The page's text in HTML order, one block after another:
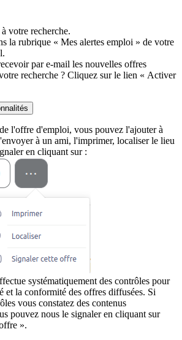
votre recherche.
la rubrique « Mes alertes emploi » de votre
par e-mail les nouvelles offres
recherche ? Cliquez sur le lien « Activer
l'offre d'emploi, vous pouvez l'ajouter à
à un ami, l'imprimer, localiser le lieu
en cliquant sur :
systématiquement des contrôles pour
et la conformité des offres diffusées. Si
vous constatez des contenus
pouvez nous le signaler en cliquant sur
».